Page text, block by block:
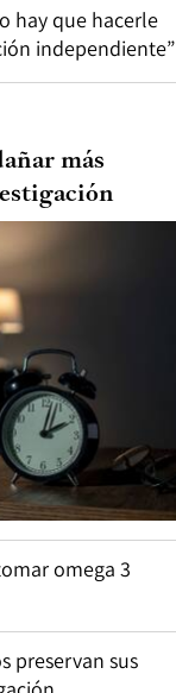
hay que hacerle
independiente”
más
omega 3
preservan sus